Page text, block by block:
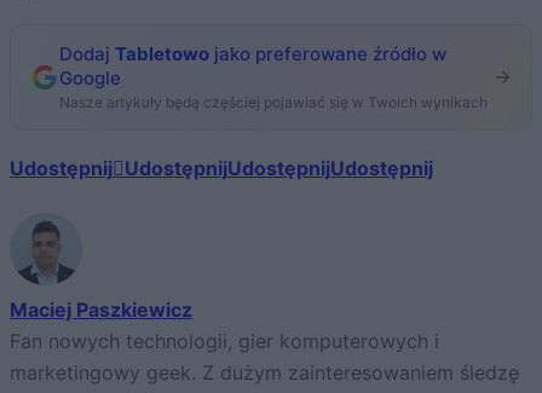
Dodaj Tabletowo jako preferowane źródło w
Google
Nasze artykuły będą częściej pojawiać się w Twoich wynikach
Udostępnij UdostępnijUdostępnijUdostępnij
Maciej Paszkiewicz
Fan nowych technologii, gier komputerowych i
marketingowy geek. Z dużym zainteresowaniem śledzę